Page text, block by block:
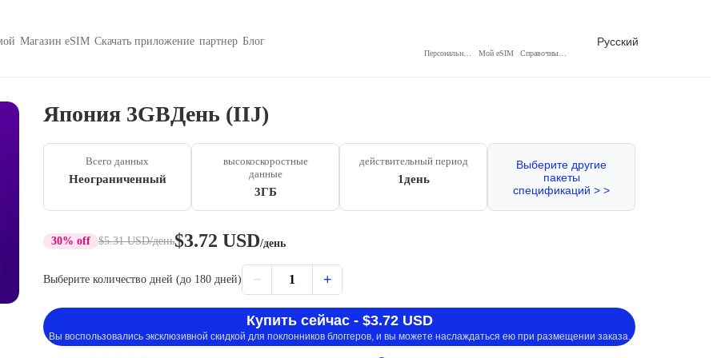
Магазин eSIM Скачать приложение партнер Блог
Мой eSIM
Русский
Япония 3GBДень (IIJ)
Всего данных
Неограниченный
высокоскоростные
данные
3ГБ
действительный период
1день
Выберите другие
пакеты
спецификаций > >
30% off $5.31 USD/день$3.72 USD/день
Выберите количество дней (до 180 дней) − 1 +
Купить сейчас - $3.72 USD
Вы воспользовались эксклюзивной скидкой для поклонников блоггеров, и вы можете наслаждаться ею при размещении заказа.